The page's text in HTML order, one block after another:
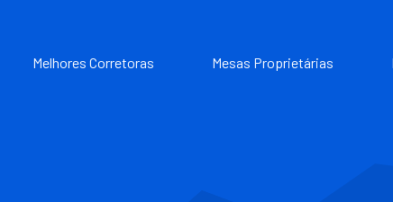
Melhores Corretoras Mesas Proprietárias